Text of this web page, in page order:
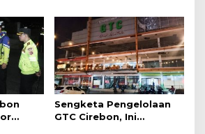
Sengketa Pengelolaan
GTC Cirebon, Ini